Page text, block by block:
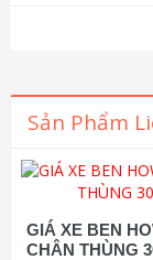
Sản Phẩm
GIÁ XE BEN
CHÂN THÙNG